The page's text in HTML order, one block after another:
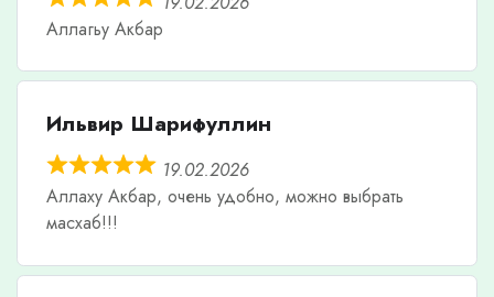
Аллагьу Акбар
Ильвир Шарифуллин
19.02.2026
Аллаху Акбар, очень удобно, можно выбрать
масхаб!!!